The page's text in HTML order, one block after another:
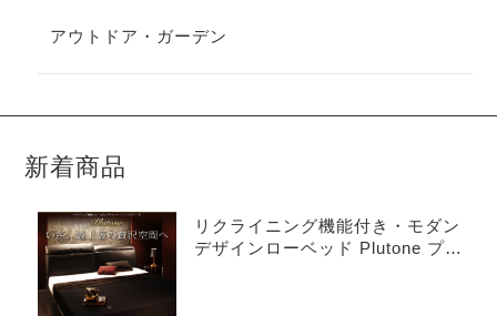
アウトドア・ガーデン
新着商品
リクライニング機能付き・モダン
デザインローベッド Plutone プル